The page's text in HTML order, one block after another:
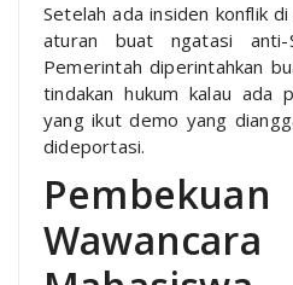
Setelah ada insiden konflik
aturan buat ngatasi anti-
Pemerintah diperintahkan
tindakan hukum kalau ada
yang ikut demo yang
dideportasi.
Pembekuan